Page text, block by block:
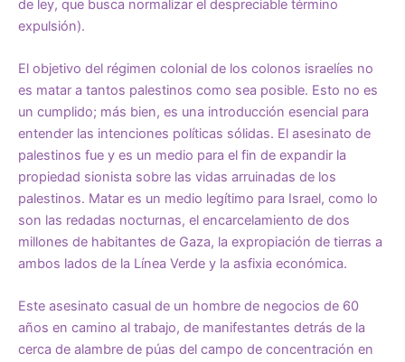
de ley, que busca normalizar el despreciable término
expulsión).
El objetivo del régimen colonial de los colonos israelíes no
es matar a tantos palestinos como sea posible. Esto no es
un cumplido; más bien, es una introducción esencial para
entender las intenciones políticas sólidas. El asesinato de
palestinos fue y es un medio para el fin de expandir la
propiedad sionista sobre las vidas arruinadas de los
palestinos. Matar es un medio legítimo para Israel, como lo
son las redadas nocturnas, el encarcelamiento de dos
millones de habitantes de Gaza, la expropiación de tierras a
ambos lados de la Línea Verde y la asfixia económica.
Este asesinato casual de un hombre de negocios de 60
años en camino al trabajo, de manifestantes detrás de la
cerca de alambre de púas del campo de concentración en